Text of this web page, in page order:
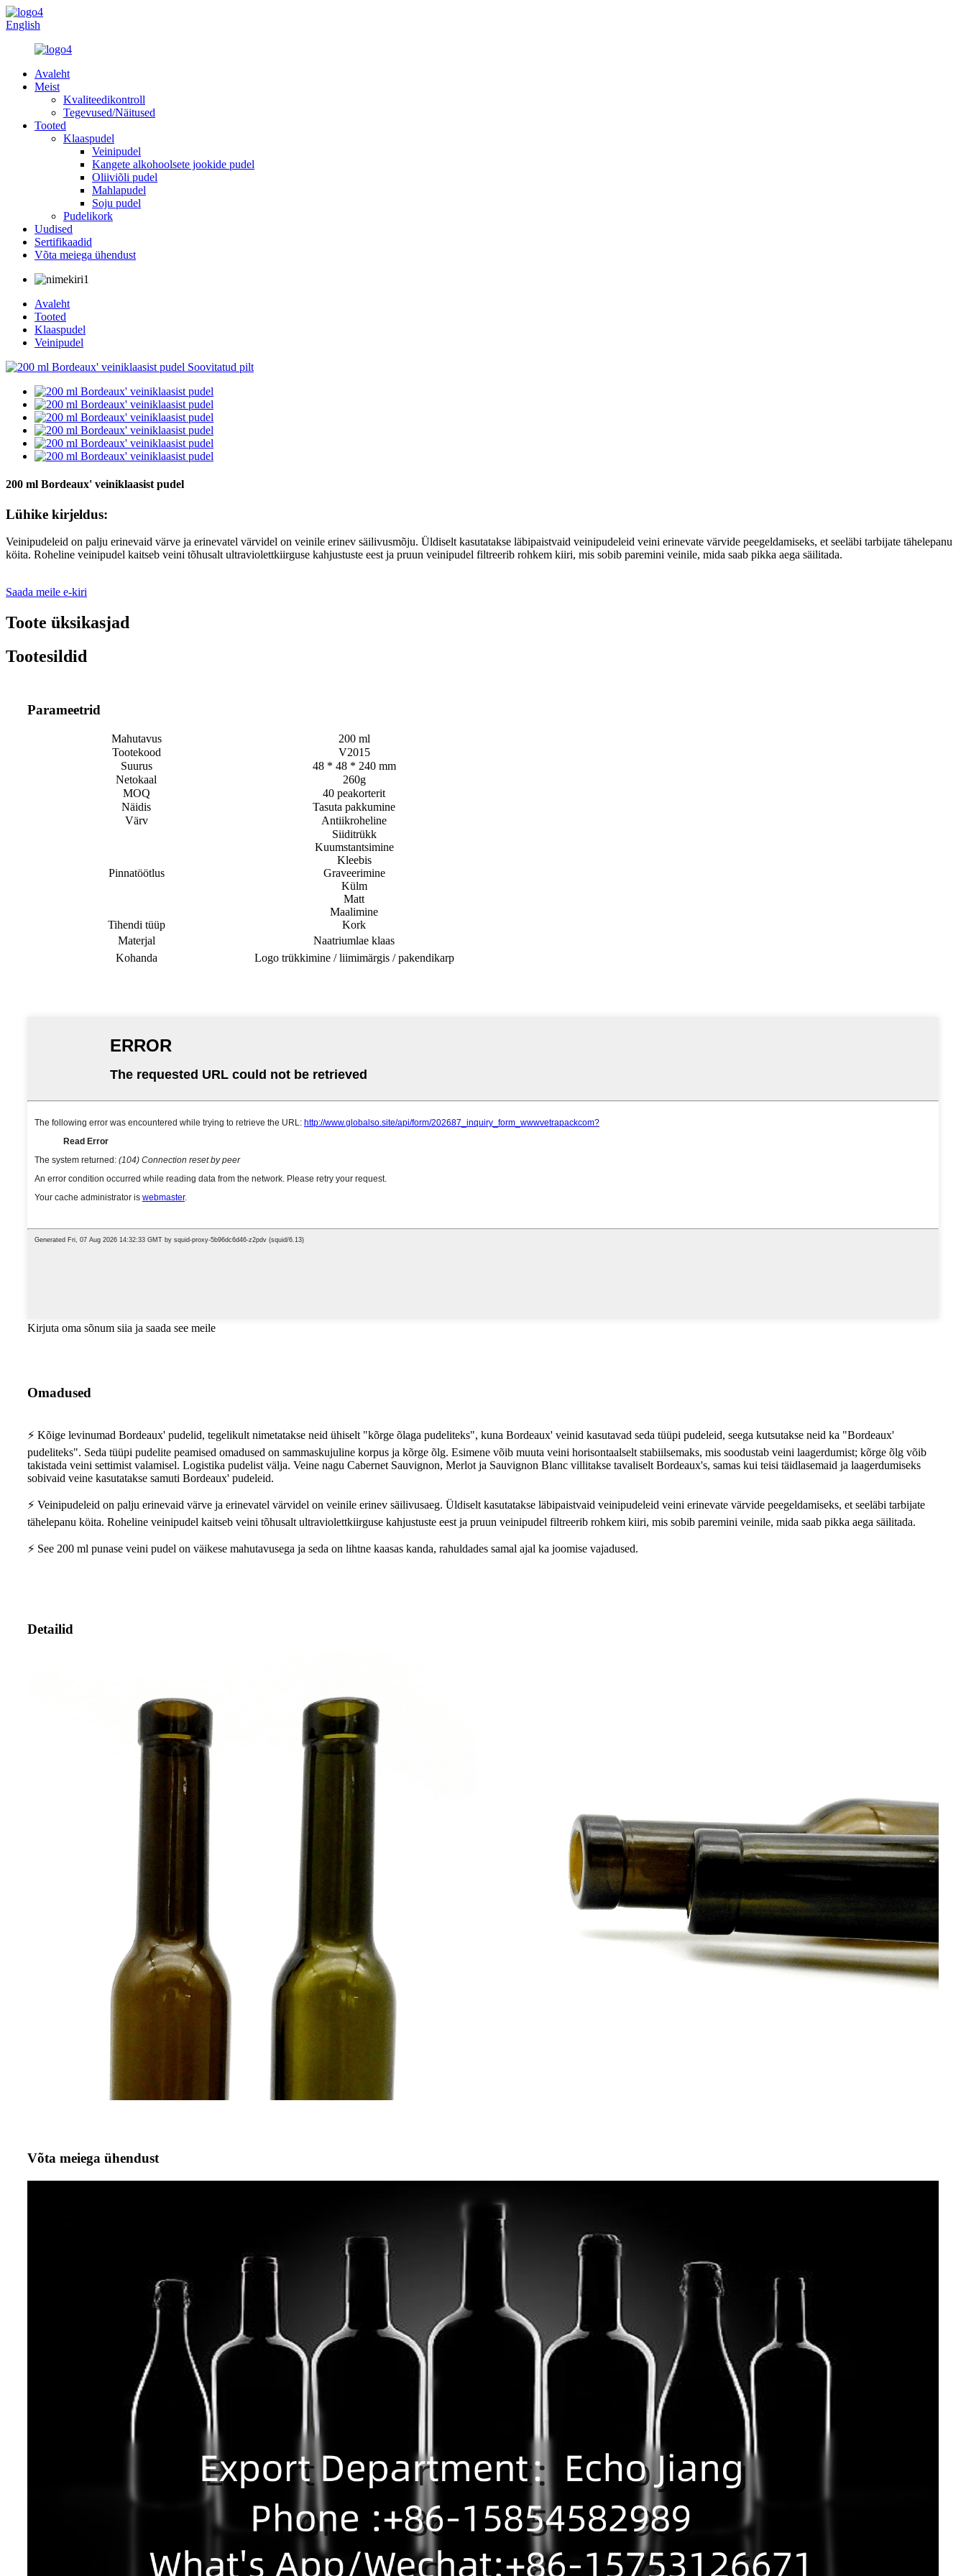
English
Avaleht
Meist
Kvaliteedikontroll
Tegevused/Näitused
Tooted
Klaaspudel
Veinipudel
Kangete alkohoolsete jookide pudel
Oliiviõli pudel
Mahlapudel
Soju pudel
Pudelikork
Uudised
Sertifikaadid
Võta meiega ühendust
Avaleht
Tooted
Klaaspudel
Veinipudel
200 ml Bordeaux' veiniklaasist pudel
Lühike kirjeldus:
Veinipudeleid on palju erinevaid värve ja erinevatel värvidel on veinile erinev säilivusmõju. Üldiselt kasutatakse läbipaistvaid veinipudeleid veini erinevate värvide peegeldamiseks, et seeläbi tarbijate tähelepanu
köita. Roheline veinipudel kaitseb veini tõhusalt ultraviolettkiirguse kahjustuste eest ja pruun veinipudel filtreerib rohkem kiiri, mis sobib paremini veinile, mida saab pikka aega säilitada.
Saada meile e-kiri
Toote üksikasjad
Tootesildid
Parameetrid
Mahutavus
200 ml
Tootekood
V2015
Suurus
48 * 48 * 240 mm
Netokaal
260g
MOQ
40 peakorterit
Näidis
Tasuta pakkumine
Värv
Antiikroheline
Pinnatöötlus
Siiditrükk
Kuumstantsimine
Kleebis
Graveerimine
Külm
Matt
Maalimine
Tihendi tüüp
Kork
Materjal
Naatriumlae klaas
Kohanda
Logo trükkimine / liimimärgis / pakendikarp
Kirjuta oma sõnum siia ja saada see meile
Omadused
⚡ Kõige levinumad Bordeaux' pudelid, tegelikult nimetatakse neid ühiselt "kõrge õlaga pudeliteks", kuna Bordeaux' veinid kasutavad seda tüüpi pudeleid, seega kutsutakse neid ka "Bordeaux'
pudeliteks". Seda tüüpi pudelite peamised omadused on sammaskujuline korpus ja kõrge õlg. Esimene võib muuta veini horisontaalselt stabiilsemaks, mis soodustab veini laagerdumist; kõrge õlg võib
takistada veini settimist valamisel. Logistika pudelist välja. Veine nagu Cabernet Sauvignon, Merlot ja Sauvignon Blanc villitakse tavaliselt Bordeaux's, samas kui teisi täidlasemaid ja laagerdumiseks
sobivaid veine kasutatakse samuti Bordeaux' pudeleid.
⚡ Veinipudeleid on palju erinevaid värve ja erinevatel värvidel on veinile erinev säilivusaeg. Üldiselt kasutatakse läbipaistvaid veinipudeleid veini erinevate värvide peegeldamiseks, et seeläbi tarbijate
tähelepanu köita. Roheline veinipudel kaitseb veini tõhusalt ultraviolettkiirguse kahjustuste eest ja pruun veinipudel filtreerib rohkem kiiri, mis sobib paremini veinile, mida saab pikka aega säilitada.
⚡ See 200 ml punase veini pudel on väikese mahutavusega ja seda on lihtne kaasas kanda, rahuldades samal ajal ka joomise vajadused.
Detailid
Võta meiega ühendust